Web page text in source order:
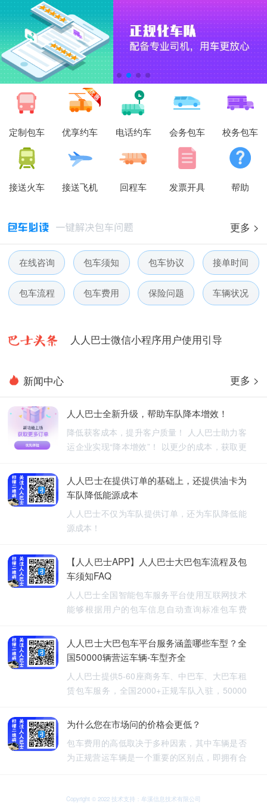
定制包车 优享约车 电话约车 会务包车 校务包车
接送火车 接送飞机 回程车 发票开具 帮助
更多 >
在线咨询 包车须知 包车协议 接单时间
包车流程 包车费用 保险问题 车辆状况
人人巴士春节放假通知-杭州包车网
人人巴士电话包车5月数据榜
人人巴士微信小程序用户使用引导
人人巴士五一放假通知-杭州包车网
人人巴士春节放假通知-杭州包车网
新闻中心 更多 >
人人巴士全新升级，帮助车队降本增效！
降低获客成本，提升客户质量！ 人人巴士助力客
运企业实现“降本增效”！ 以更少的成本，获取更
人人巴士在提供订单的基础上，还提供油卡为
车队降低能源成本
人人巴士不仅为车队提供订单，还为车队降低能
源成本！
【人人巴士APP】人人巴士大巴包车流程及包
车须知FAQ
人人巴士全国智能包车服务平台使用互联网技术
能够根据用户的包车信息自动查询标准包车费
车、长期包车、接送飞机、厂班车、校车、婚庆
租车等包车带司机服务。
人人巴士大巴包车平台服务涵盖哪些车型？全
国50000辆营运车辆-车型齐全
人人巴士提供5-60座商务车、中巴车、大巴车租
赁包车服务，全国2000+正规车队入驻，50000
行更安全
为什么您在市场问的价格会更低？
包车费用的高低取决于多种因素，其中车辆是否
为正规营运车辆是一个重要的区别点，即拥有合
可能会提供较低的包车费用，因为它们不需要承
Copyright © 2022 技术支持：牟溪信息技术有限公司